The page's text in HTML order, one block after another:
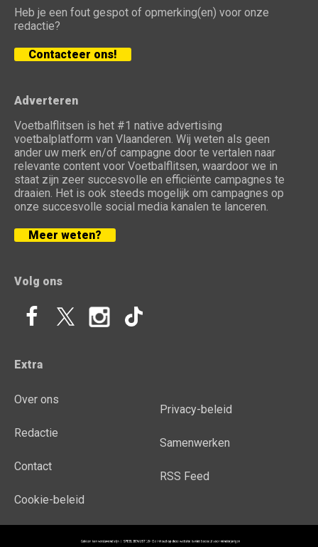
Heb je een fout gespot of opmerking(en) voor onze
redactie?
Contacteer ons!
Adverteren
Voetbalflitsen is het #1 native advertising
voetbalplatform van Vlaanderen. Wij weten als geen
ander uw merk en/of campagne door te vertalen naar
relevante content voor Voetbalflitsen, waardoor we in
staat zijn zeer succesvolle en efficiënte campagnes te
draaien. Het is ook steeds mogelijk om campagnes op
onze succesvolle social media kanalen te lanceren.
Meer weten?
Volg ons
Extra
Over ons
Redactie
Contact
Cookie-beleid
Privacy-beleid
Samenwerken
RSS Feed